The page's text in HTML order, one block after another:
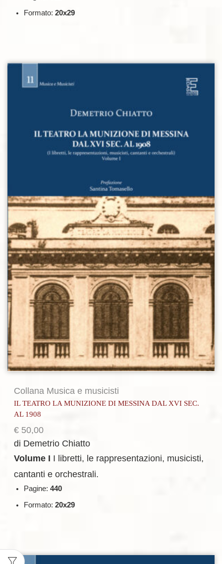
Formato: 20x29
Collana Musica e musicisti
IL TEATRO LA MUNIZIONE DI MESSINA DAL XVI SEC.
AL 1908
€ 50,00
di Demetrio Chiatto
Volume I I libretti, le rappresentazioni, musicisti,
cantanti e orchestrali.
Pagine: 440
Formato: 20x29